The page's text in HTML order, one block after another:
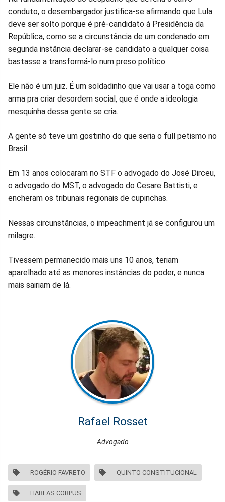
conduto, o desembargador justifica-se afirmando que Lula
deve ser solto porque é pré-candidato à Presidência da
República, como se a circunstância de um condenado em
segunda instância declarar-se candidato a qualquer coisa
bastasse a transformá-lo num preso político.
Ele não é um juiz. É um soldadinho que vai usar a toga como
arma pra criar desordem social, que é onde a ideologia
mesquinha dessa gente se cria.
A gente só teve um gostinho do que seria o full petismo no
Brasil.
Em 13 anos colocaram no STF o advogado do José Dirceu,
o advogado do MST, o advogado do Cesare Battisti, e
encheram os tribunais regionais de cupinchas.
Nessas circunstâncias, o impeachment já se configurou um
milagre.
Tivessem permanecido mais uns 10 anos, teriam
aparelhado até as menores instâncias do poder, e nunca
mais sairiam de lá.
Rafael Rosset
Advogado
ROGÉRIO FAVRETO QUINTO CONSTITUCIONAL
HABEAS CORPUS